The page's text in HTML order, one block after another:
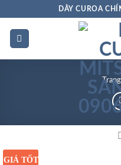
dung
DÂY CUROA
GIÁ TỐT